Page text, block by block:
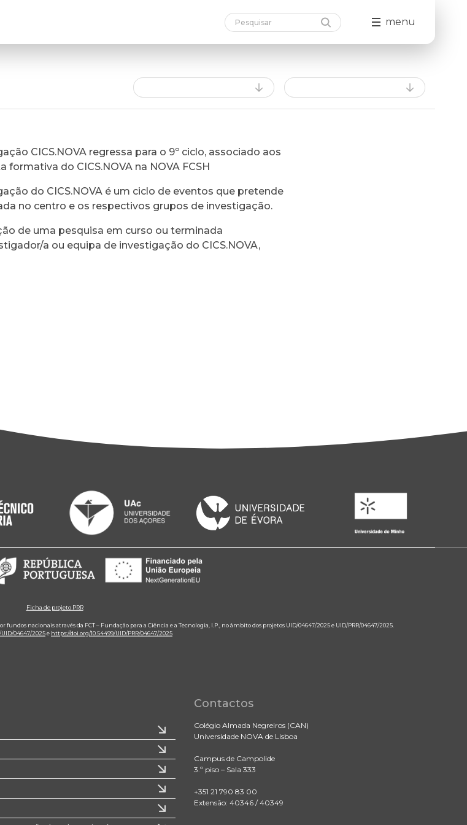
menu
CICS.NOVA regressa para o 9º ciclo, associado aos
do CICS.NOVA na NOVA FCSH
do CICS.NOVA é um ciclo de eventos que pretende
no centro e os respectivos grupos de investigação.
de uma pesquisa em curso ou terminada
a ou equipa de investigação do CICS.NOVA,
Ficha de projeto PRR
nacionais através da FCT – Fundação para a Ciência e a Tecnologia, I.P., no âmbito dos projetos UID/04647/2025 e UID/PRR/04647/2025.
UID/04647/2025e https://doi.org/10.54499/UID/PRR/04647/2025
Contactos
Colégio Almada Negreiros (CAN)
Universidade NOVA de Lisboa
Campus de Campolide
3.º piso – Sala 333
+351 21 790 83 00
Extensão: 40346 / 40349